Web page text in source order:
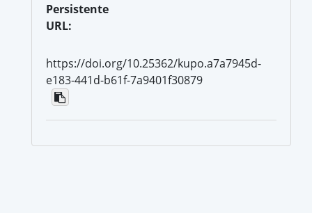
Persistente
URL:
https://doi.org/10.25362/kupo.a7a7945d-
e183-441d-b61f-7a9401f30879